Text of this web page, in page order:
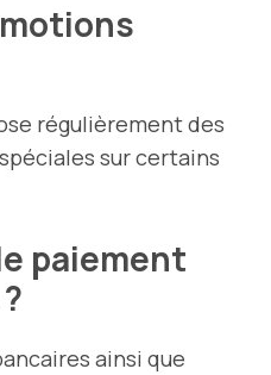
régulièrement des
sur certains
paiement
ainsi que